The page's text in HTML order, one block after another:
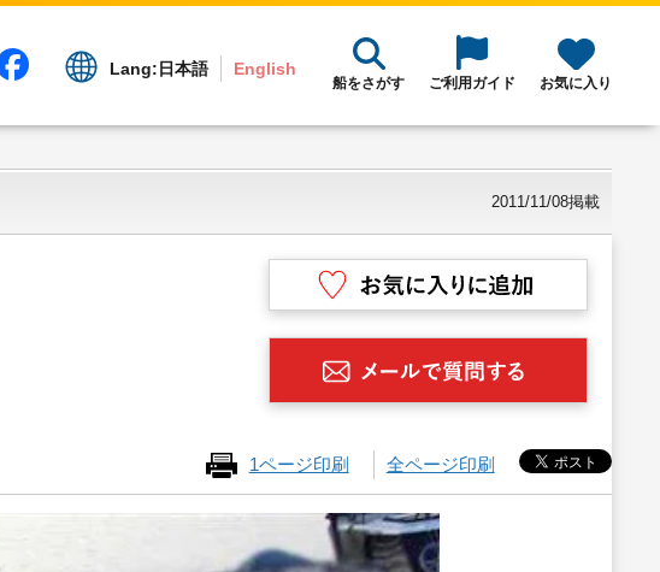
Lang: 日本語 English
船をさがす ご利用ガイド お気に入り
2011/11/08掲載
1ページ印刷 全ページ印刷